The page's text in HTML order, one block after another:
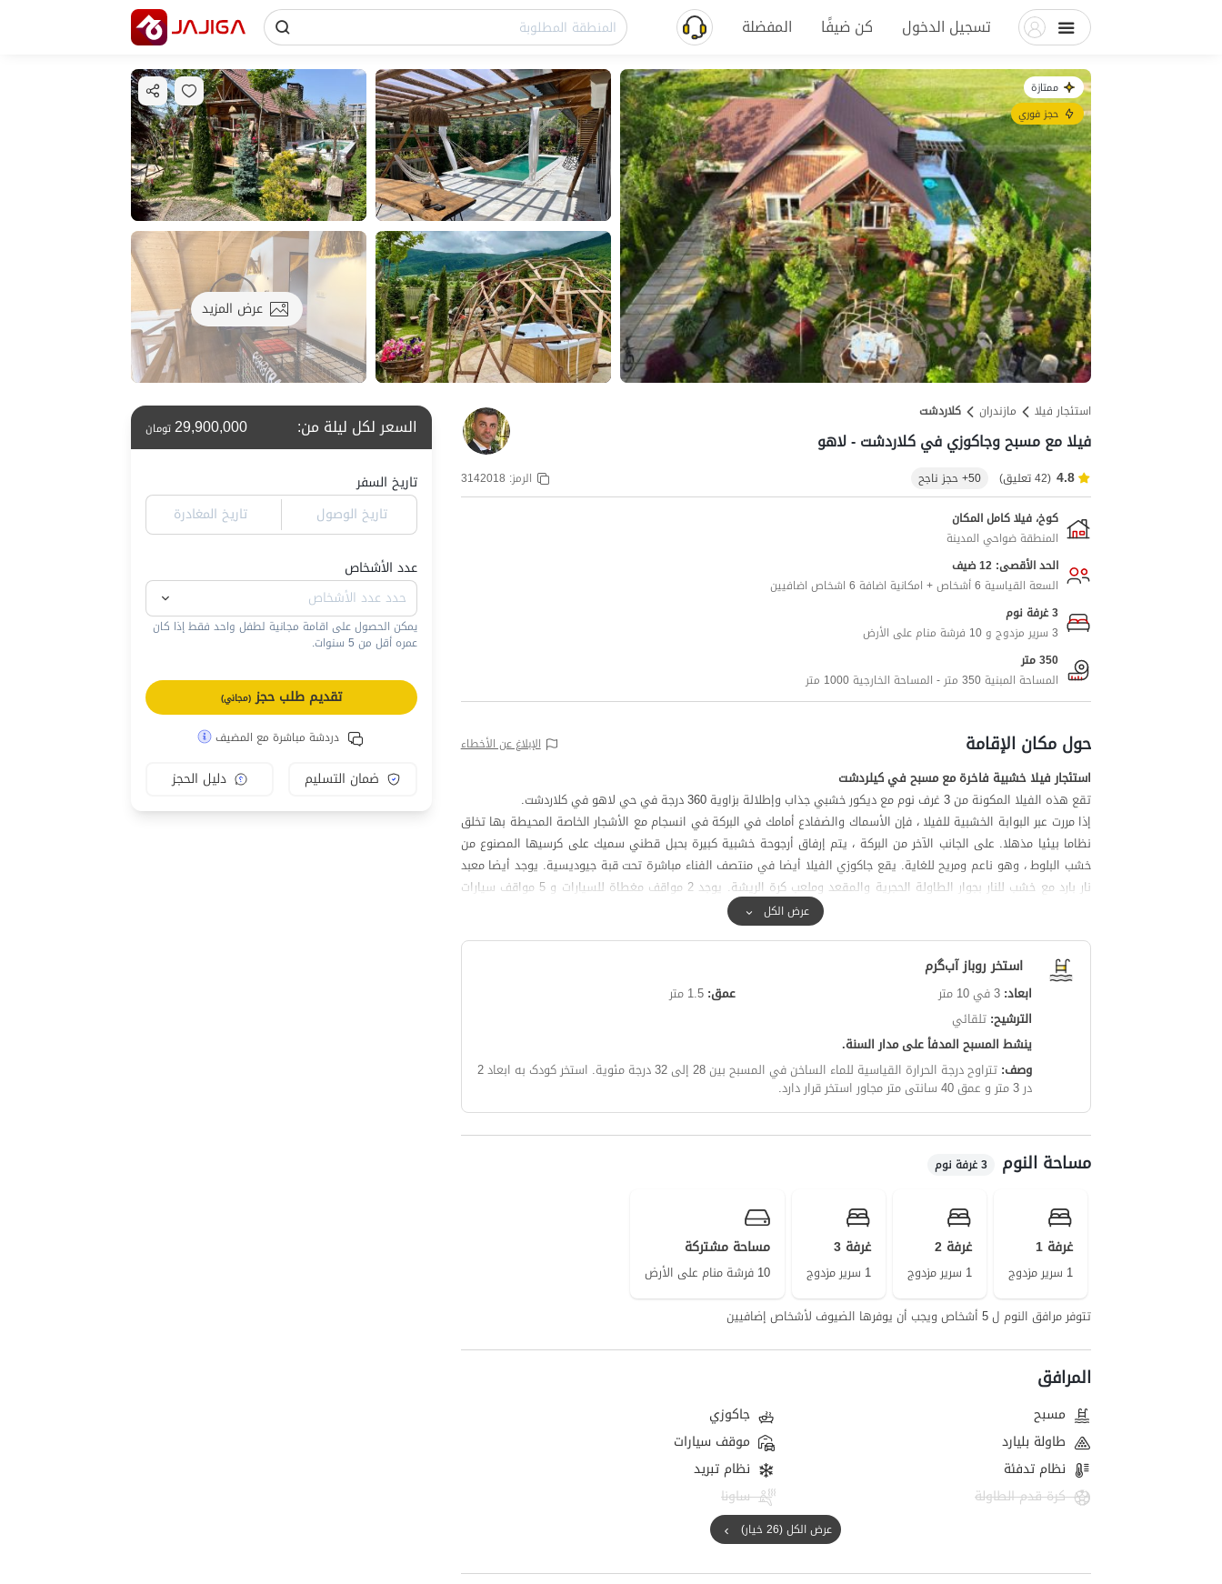
تسجيل الدخول كن ضيفًا المفضلة
ممتازة
حجز فوري
عرض المزيد
استئجار فيلا مازندران کلاردشت
فيلا مع مسبح وجاكوزي في كلاردشت - لاهو
4.8 (42 تعليق) 50+ حجز ناجح الرمز: 3142018
كوخ، فيلا كامل المكان
المنطقة ضواحي المدينة
الحد الأقصى: 12 ضيف
السعة القياسية 6 أشخاص + امكانية اضافة 6 اشخاص اضافيين
3 غرفة نوم
3 سرير مزدوج و 10 فرشة منام على الأرض
350 متر
المساحة المبنية 350 متر - المساحة الخارجية 1000 متر
حول مكان الإقامة الإبلاغ عن الأخطاء
استئجار فيلا خشبية فاخرة مع مسبح في كيلردشت
تقع هذه الفيلا المكونة من 3 غرف نوم مع ديكور خشبي جذاب وإطلالة بزاوية 360 درجة في حي لاهو في کلاردشت.
إذا مررت عبر البوابة الخشبية للفيلا ، فإن الأسماك والضفادع أمامك في البركة في انسجام مع الأشجار الخاصة المحيطة بها تخلق
نظاما بيئيا مذهلا. على الجانب الآخر من البركة ، يتم إرفاق أرجوحة خشبية كبيرة بحبل قطني سميك على كرسيها المصنوع من
خشب البلوط ، وهو ناعم ومريح للغاية. يقع جاكوزي الفيلا أيضا في منتصف الفناء مباشرة تحت قبة جيوديسية. يوجد أيضا معبد
نار بارد مع خشب للنار بجوار الطاولة الحجرية والمقعد وملعب كرة الريشة. يوجد 2 مواقف مغطاة للسيارات و 5 مواقف سيارات
الفناء والغابة المحيطة. عندما تفتح باب الفيلا ، توجد غرفة معيشة مساحتها 150 مترا مربعا مع طاولة طعام من خشب القيقب
غرفتين بطول 30 مترا مع سرير مزدوج مع مرحاض وحمام.
تم الانتهاء من هوائي Hamrah Aval و Irancell وشبكة Hamrah Aval هي 4G.
من حيث الموقع ، فإن الفيلا واسعة مثل صورتها وتتمتع بإطلالة جيدة على الجبال الخضراء أو الثلجية ، وفي نفس الوقت تتمتع
بوصول ممتاز إلى محلات السوبر ماركت وجميع المرافق الحضرية. أيضا ، آخر 70 مترا إلى الفيلا عبارة عن أوساخ بالحصى. المسافة
عرض الكل
استخر روباز آب‌گرم
ابعاد: 3 في 10 متر عمق: 1.5 متر
الترشيح: تلقائي
ينشط المسبح المدفأ على مدار السنة.
وصف: تتراوح درجة الحرارة القياسية للماء الساخن في المسبح بين 28 إلى 32 درجة مئوية.
استخر کودک به ابعاد 2
در 3 متر و عمق 40 سانتی متر مجاور استخر قرار دارد.
مساحة النوم 3 غرفة نوم
غرفة 1
1 سرير مزدوج
غرفة 2
1 سرير مزدوج
غرفة 3
1 سرير مزدوج
مساحة مشتركة
10 فرشة منام على الأرض
تتوفر مرافق النوم ل 5 أشخاص ويجب أن يوفرها الضيوف لأشخاص إضافيين
المرافق
مسبح
جاكوزي
طاولة بليارد
موقف سيارات
نظام تدفئة
نظام تبريد
كرة قدم الطاولة
ساونا
عرض الكل (26 خيار)
السعر لكل ليلة من:
29,900,000تومان
تاريخ السفر
تاريخ الوصول
تاريخ المغادرة
عدد الأشخاص
يمكن الحصول على اقامة مجانية لطفل واحد فقط إذا كان
عمره أقل من 5 سنوات.
تقديم طلب حجز(مجاني)
دردشة مباشرة مع المضيف
ضمان التسليم دليل الحجز